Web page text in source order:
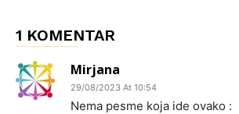
1 KOMENTAR
Mirjana
29/08/2023 At 10:54
Nema pesme koja ide ovako :